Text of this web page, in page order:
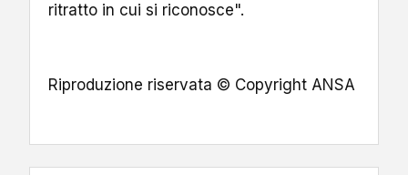
ritratto in cui si riconosce".
Riproduzione riservata © Copyright ANSA